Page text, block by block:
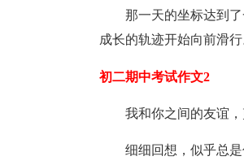
那一天的坐标达到
成长的轨迹开始向前滑
初二期中考试作文2
我和你之间的友谊，
细细回想，似乎总